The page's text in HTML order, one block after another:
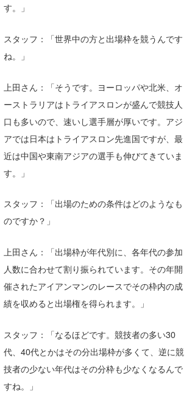
す。」
スタッフ：「世界中の方と出場枠を競うんです
ね。」
上田さん：「そうです。ヨーロッパや北米、オ
ーストラリアはトライアスロンが盛んで競技人
口も多いので、速いし選手層が厚いです。アジ
アでは日本はトライアスロン先進国ですが、最
近は中国や東南アジアの選手も伸びてきていま
す。」
スタッフ：「出場のための条件はどのようなも
のですか？」
上田さん：「出場枠が年代別に、各年代の参加
人数に合わせて割り振られています。その年開
催されたアイアンマンのレースでその枠内の成
績を収めると出場権を得られます。」
スタッフ：「なるほどです。競技者の多い30
代、40代とかはその分出場枠が多くて、逆に競
技者の少ない年代はその分枠も少なくなるんで
すね。」